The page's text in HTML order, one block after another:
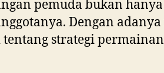
pemuda bukan
Dengan
strategi